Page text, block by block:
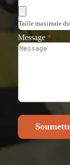
Taille maximale
Message *